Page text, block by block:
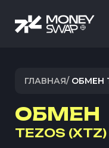
ГЛАВНАЯ/ ОБМЕН
ОБМЕН
TEZOS (XTZ)